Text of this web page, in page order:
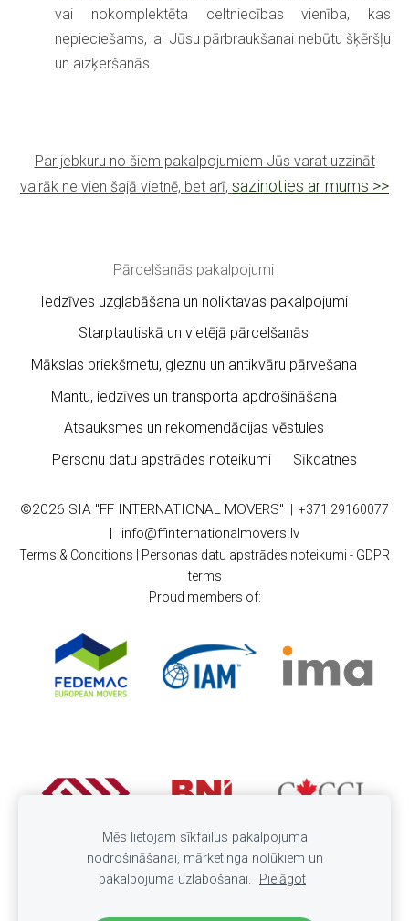
vai nokomplektēta celtniecības vienība, kas
nepieciešams, lai Jūsu pārbraukšanai nebūtu šķēršļu
un aizķeršanās.
Par jebkuru no šiem pakalpojumiem Jūs varat uzzināt
vairāk ne vien šajā vietnē, bet arī, sazinoties ar mums >>
Pārcelšanās pakalpojumi
Iedzīves uzglabāšana un noliktavas pakalpojumi
Starptautiskā un vietējā pārcelšanās
Mākslas priekšmetu, gleznu un antikvāru pārvešana
Mantu, iedzīves un transporta apdrošināšana
Atsauksmes un rekomendācijas vēstules
Personu datu apstrādes noteikumi
Sīkdatnes
©2026 SIA "FF INTERNATIONAL MOVERS" +371 29160077
| info@ffinternationalmovers.lv
Terms & Conditions | Personas datu apstrādes noteikumi - GDPR
terms
Proud members of:
Mēs lietojam sīkfailus pakalpojuma
nodrošināšanai, mārketinga nolūkiem un
pakalpojuma uzlabošanai.
Pielāgot